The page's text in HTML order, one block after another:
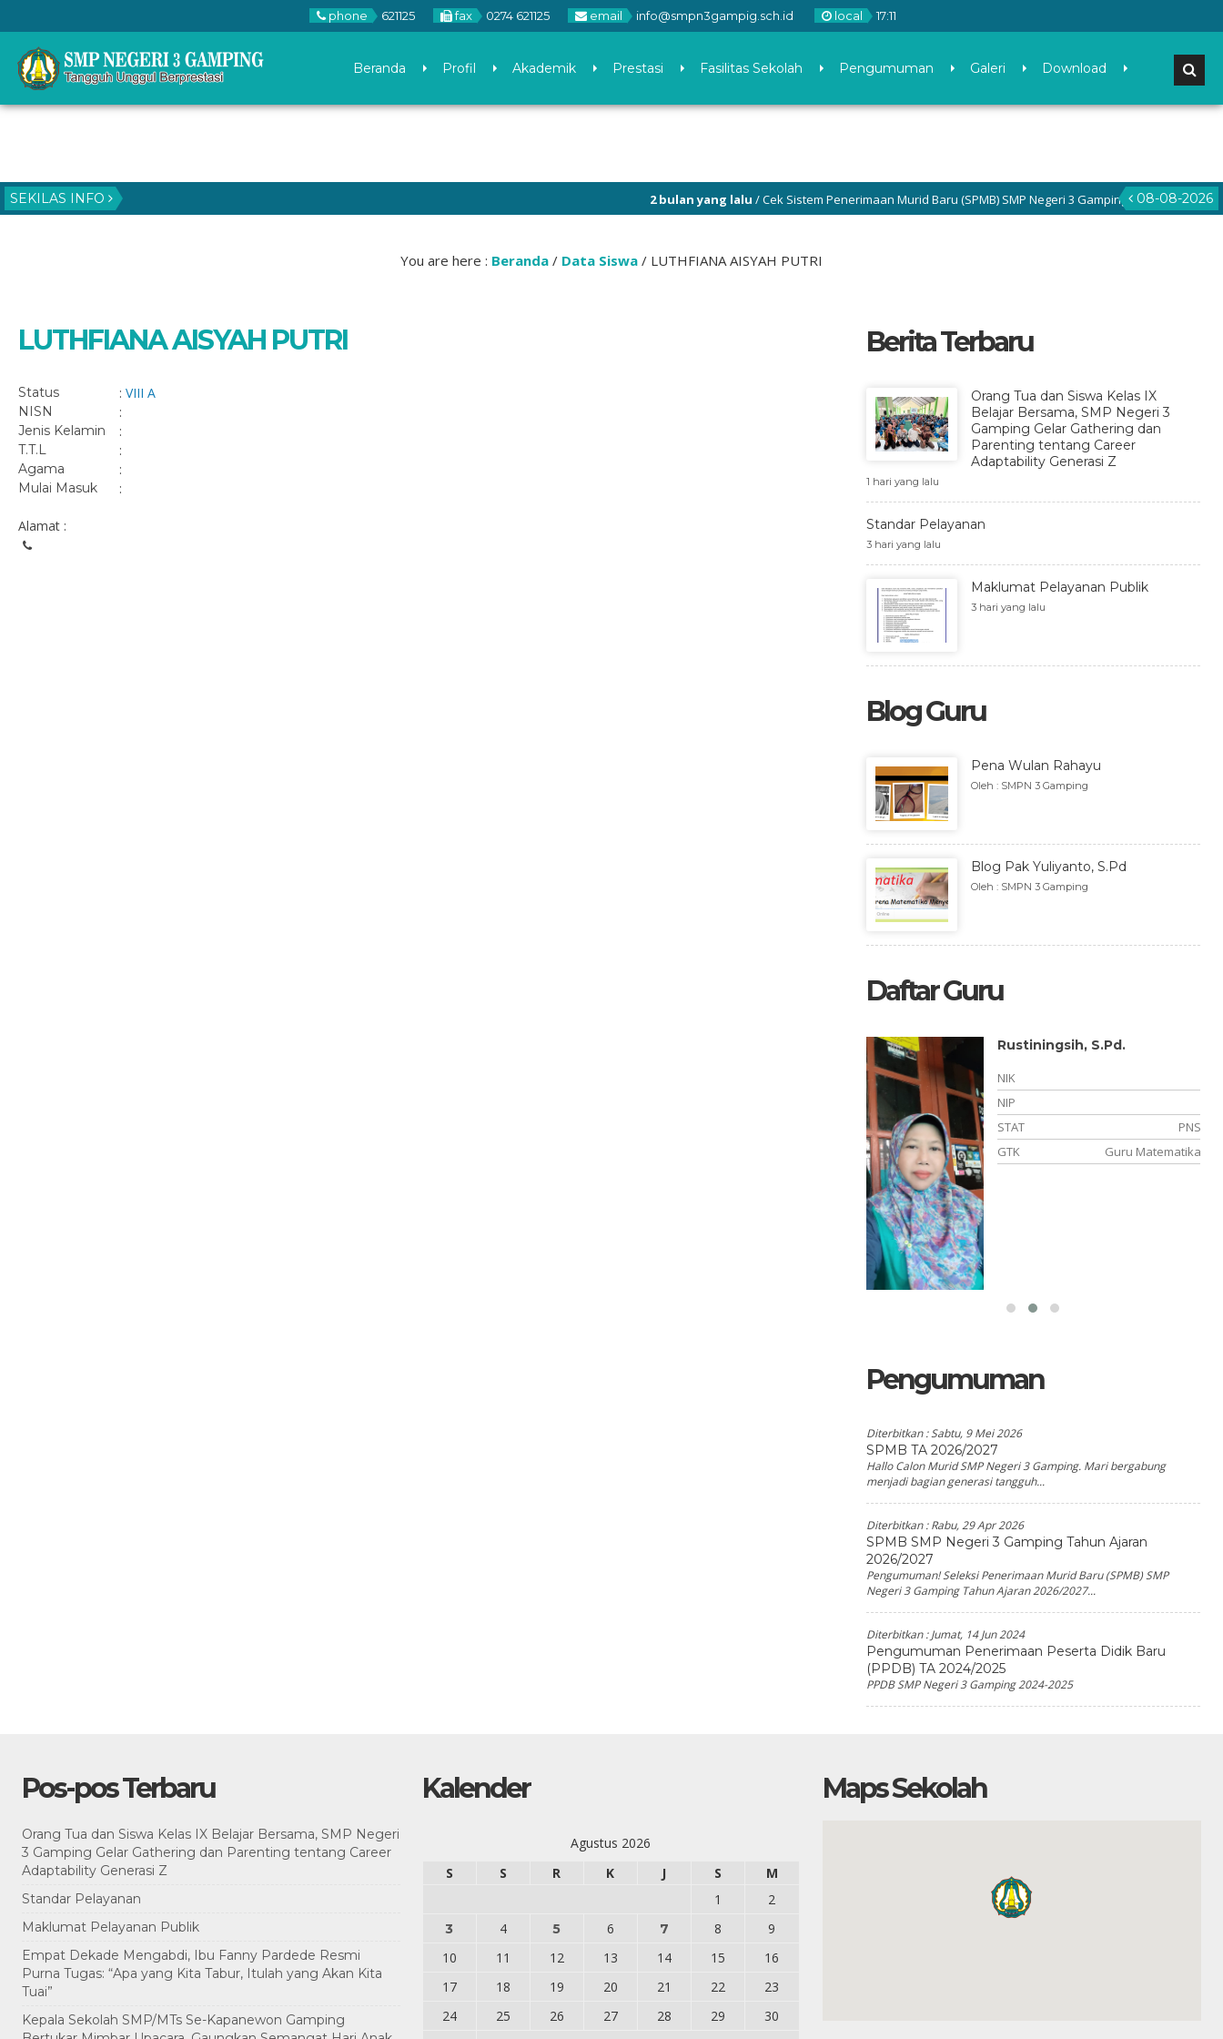
phone 621125 fax 0274 621125 email info@smpn3gampig.sch.id local 17:11
Beranda Profil Akademik Prestasi Fasilitas Sekolah Pengumuman Galeri Download
SEKILAS INFO 08-08-2026
2 bulan yang lalu/ Cek Sistem Penerimaan Murid Baru (SPMB) SMP Negeri 3 Gamping di menu Pengumuman
You are here : Beranda / Data Siswa / LUTHFIANA AISYAH PUTRI
LUTHFIANA AISYAH PUTRI
Status : VIII A
NISN :
Jenis Kelamin :
T.T.L :
Agama :
Mulai Masuk :
Alamat :
Berita Terbaru
Orang Tua dan Siswa Kelas IX
Belajar Bersama, SMP Negeri 3
Gamping Gelar Gathering dan
Parenting tentang Career
Adaptability Generasi Z
1 hari yang lalu
Standar Pelayanan
3 hari yang lalu
Maklumat Pelayanan Publik
3 hari yang lalu
Blog Guru
Pena Wulan Rahayu
Oleh : SMPN 3 Gamping
Blog Pak Yuliyanto, S.Pd
Oleh : SMPN 3 Gamping
Daftar Guru
Rustiningsih, S.Pd.
NIK
NIP
STAT
PNS
GTK
Guru Matematika
Pengumuman
Diterbitkan :Sabtu, 9 Mei 2026
SPMB TA 2026/2027
Hallo Calon Murid SMP Negeri 3 Gamping. Mari bergabung
menjadi bagian generasi tangguh...
Diterbitkan :Rabu, 29 Apr 2026
SPMB SMP Negeri 3 Gamping Tahun Ajaran
2026/2027
Pengumuman! Seleksi Penerimaan Murid Baru (SPMB) SMP
Negeri 3 Gamping Tahun Ajaran 2026/2027...
Diterbitkan :Jumat, 14 Jun 2024
Pengumuman Penerimaan Peserta Didik Baru
(PPDB) TA 2024/2025
PPDB SMP Negeri 3 Gamping 2024-2025
Pos-pos Terbaru
Orang Tua dan Siswa Kelas IX Belajar Bersama, SMP Negeri
3 Gamping Gelar Gathering dan Parenting tentang Career
Adaptability Generasi Z
Standar Pelayanan
Maklumat Pelayanan Publik
Empat Dekade Mengabdi, Ibu Fanny Pardede Resmi
Purna Tugas: “Apa yang Kita Tabur, Itulah yang Akan Kita
Tuai”
Kepala Sekolah SMP/MTs Se-Kapanewon Gamping
Kalender
Agustus 2026
S
S R K J S
M
1
2
3 4 5 6 7 8
9
10
11 12 13 14 15
16
17
18 19 20 21 22
23
24
25 26 27 28 29
30
Maps Sekolah